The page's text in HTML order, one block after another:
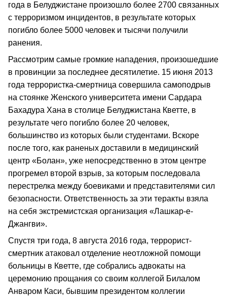
года в Белуджистане произошло более 2700 связанных
с терроризмом инцидентов, в результате которых
погибло более 5000 человек и тысячи получили
ранения.
Рассмотрим самые громкие нападения, произошедшие
в провинции за последнее десятилетие. 15 июня 2013
года террористка-смертница совершила самоподрыв
на стоянке Женского университета имени Сардара
Бахадура Хана в столице Белуджистана Кветте, в
результате чего погибло более 20 человек,
большинство из которых были студентами. Вскоре
после того, как раненых доставили в медицинский
центр «Болан», уже непосредственно в этом центре
прогремел второй взрыв, за которым последовала
перестрелка между боевиками и представителями сил
безопасности. Ответственность за эти теракты взяла
на себя экстремистская организация «Лашкар-е-
Джангви».
Спустя три года, 8 августа 2016 года, террорист-
смертник атаковал отделение неотложной помощи
больницы в Кветте, где собрались адвокаты на
церемонию прощания со своим коллегой Билалом
Анваром Каси, бывшим президентом коллегии